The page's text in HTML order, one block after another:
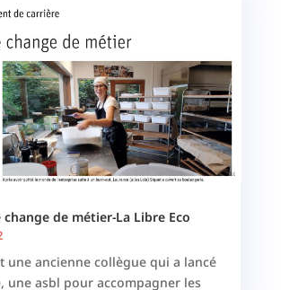
change de métier-La Libre Eco
une ancienne collègue qui a lancé
une asbl pour accompagner les